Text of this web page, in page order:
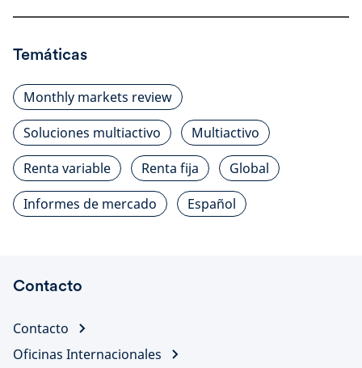
Temáticas
Monthly markets review
Soluciones multiactivo
Multiactivo
Renta variable
Renta fija
Global
Informes de mercado
Español
Contacto
Contacto
Oficinas Internacionales